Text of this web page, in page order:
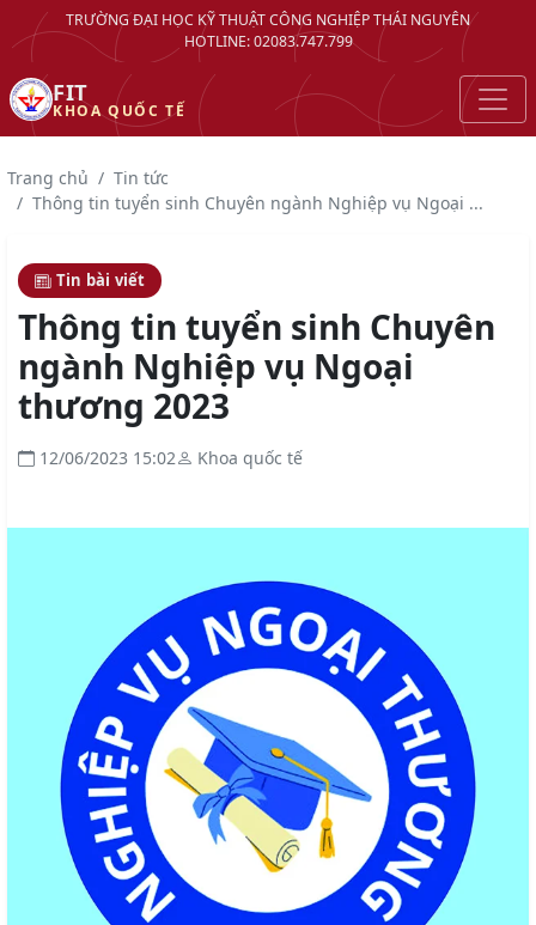
TRƯỜNG ĐẠI HỌC KỸ THUẬT CÔNG NGHIỆP THÁI NGUYÊN
HOTLINE: 02083.747.799
FIT
KHOA QUỐC TẾ
Trang chủ
Tin tức
Thông tin tuyển sinh Chuyên ngành Nghiệp vụ Ngoại ...
Tin bài viết
Thông tin tuyển sinh Chuyên
ngành Nghiệp vụ Ngoại
thương 2023
12/06/2023 15:02 Khoa quốc tế